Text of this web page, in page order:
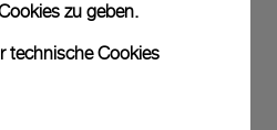
bei den Bildern um Archivfotos handelt.
zu geben.
technische Cookies